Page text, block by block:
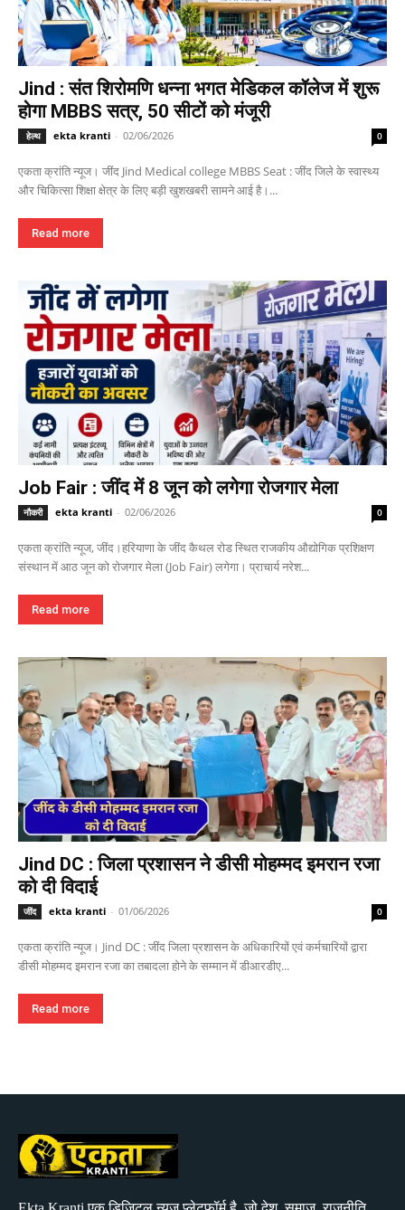
Jind : संत शिरोमणि धन्ना भगत मेडिकल कॉलेज में शुरू
होगा MBBS सत्र, 50 सीटों को मंजूरी
हेल्थ ekta kranti - 02/06/2026 0
एकता क्रांति न्यूज। जींद Jind Medical college MBBS Seat : जींद जिले के स्वास्थ्य
और चिकित्सा शिक्षा क्षेत्र के लिए बड़ी खुशखबरी सामने आई है।...
Read more
Job Fair : जींद में 8 जून को लगेगा रोजगार मेला
नौकरी ekta kranti - 02/06/2026 0
एकता क्रांति न्यूज, जींद।हरियाणा के जींद कैथल रोड स्थित राजकीय औद्योगिक प्रशिक्षण
संस्थान में आठ जून को रोजगार मेला (Job Fair) लगेगा। प्राचार्य नरेश...
Read more
Jind DC : जिला प्रशासन ने डीसी मोहम्मद इमरान रजा
को दी विदाई
जींद ekta kranti - 01/06/2026 0
एकता क्रांति न्यूज। Jind DC : जींद जिला प्रशासन के अधिकारियों एवं कर्मचारियों द्वारा
डीसी मोहम्मद इमरान रजा का तबादला होने के सम्मान में डीआरडीए...
Read more